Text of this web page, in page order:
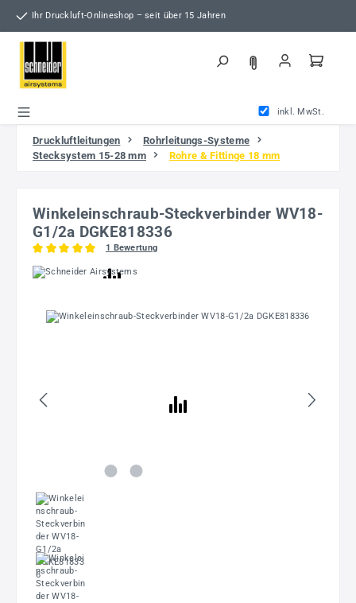
Zum Hauptinhalt springen
Ihr Druckluft-Onlineshop – seit über 15 Jahren
inkl. MwSt.
Druckluftleitungen
Rohrleitungs-Systeme
Stecksystem 15-28 mm
Rohre & Fittinge 18 mm
Winkeleinschraub-Steckverbinder WV18-
G1/2a DGKE818336
Durchschnittliche Bewertung von 5 von 5 Sternen
1 Bewertung
Bildergalerie überspringen